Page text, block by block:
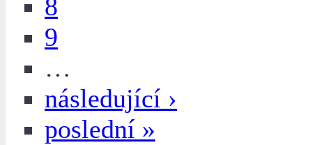
8
9
…
následující ›
poslední »